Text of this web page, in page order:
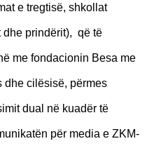
e tregtisë, shkollat
dhe prindërit), që të
me fondacionin Besa me
dhe cilësisë, përmes
dual në kuadër të
për media e ZKM-